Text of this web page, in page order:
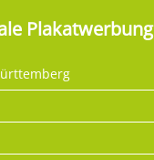
Plakatwerbung